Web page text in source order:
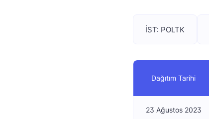
İST: POLTK
Dağıtım Tarihi
23 Ağustos 2023